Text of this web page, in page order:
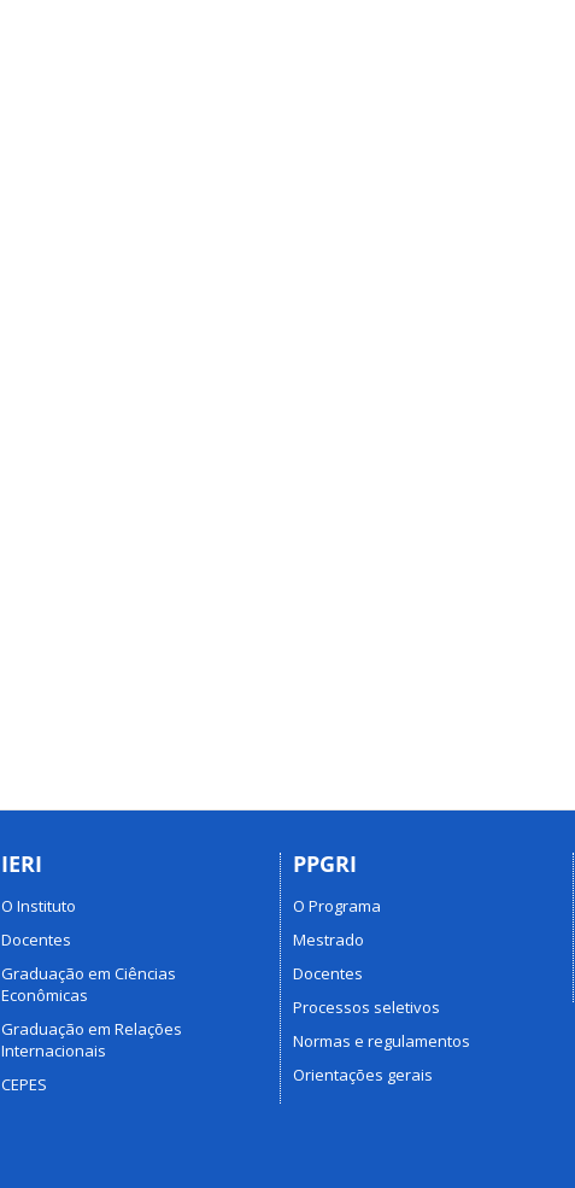
IERI
O Instituto
Docentes
Graduação em Ciências
Econômicas
Graduação em Relações
Internacionais
CEPES
PPGRI
O Programa
Mestrado
Docentes
Processos seletivos
Normas e regulamentos
Orientações gerais